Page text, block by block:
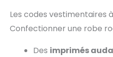
Les codes vestimentaires
Confectionner une robe
Des imprimés